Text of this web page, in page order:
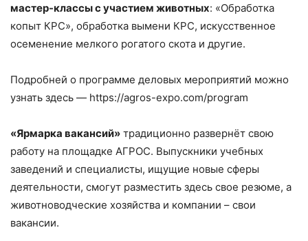
мастер-классы с участием животных: «Обработка
копыт КРС», обработка вымени КРС, искусственное
осеменение мелкого рогатого скота и другие.
Подробней о программе деловых мероприятий можно
узнать здесь — https://agros-expo.com/program
«Ярмарка вакансий» традиционно развернёт свою
работу на площадке АГРОС. Выпускники учебных
заведений и специалисты, ищущие новые сферы
деятельности, смогут разместить здесь свое резюме, а
животноводческие хозяйства и компании – свои
вакансии.